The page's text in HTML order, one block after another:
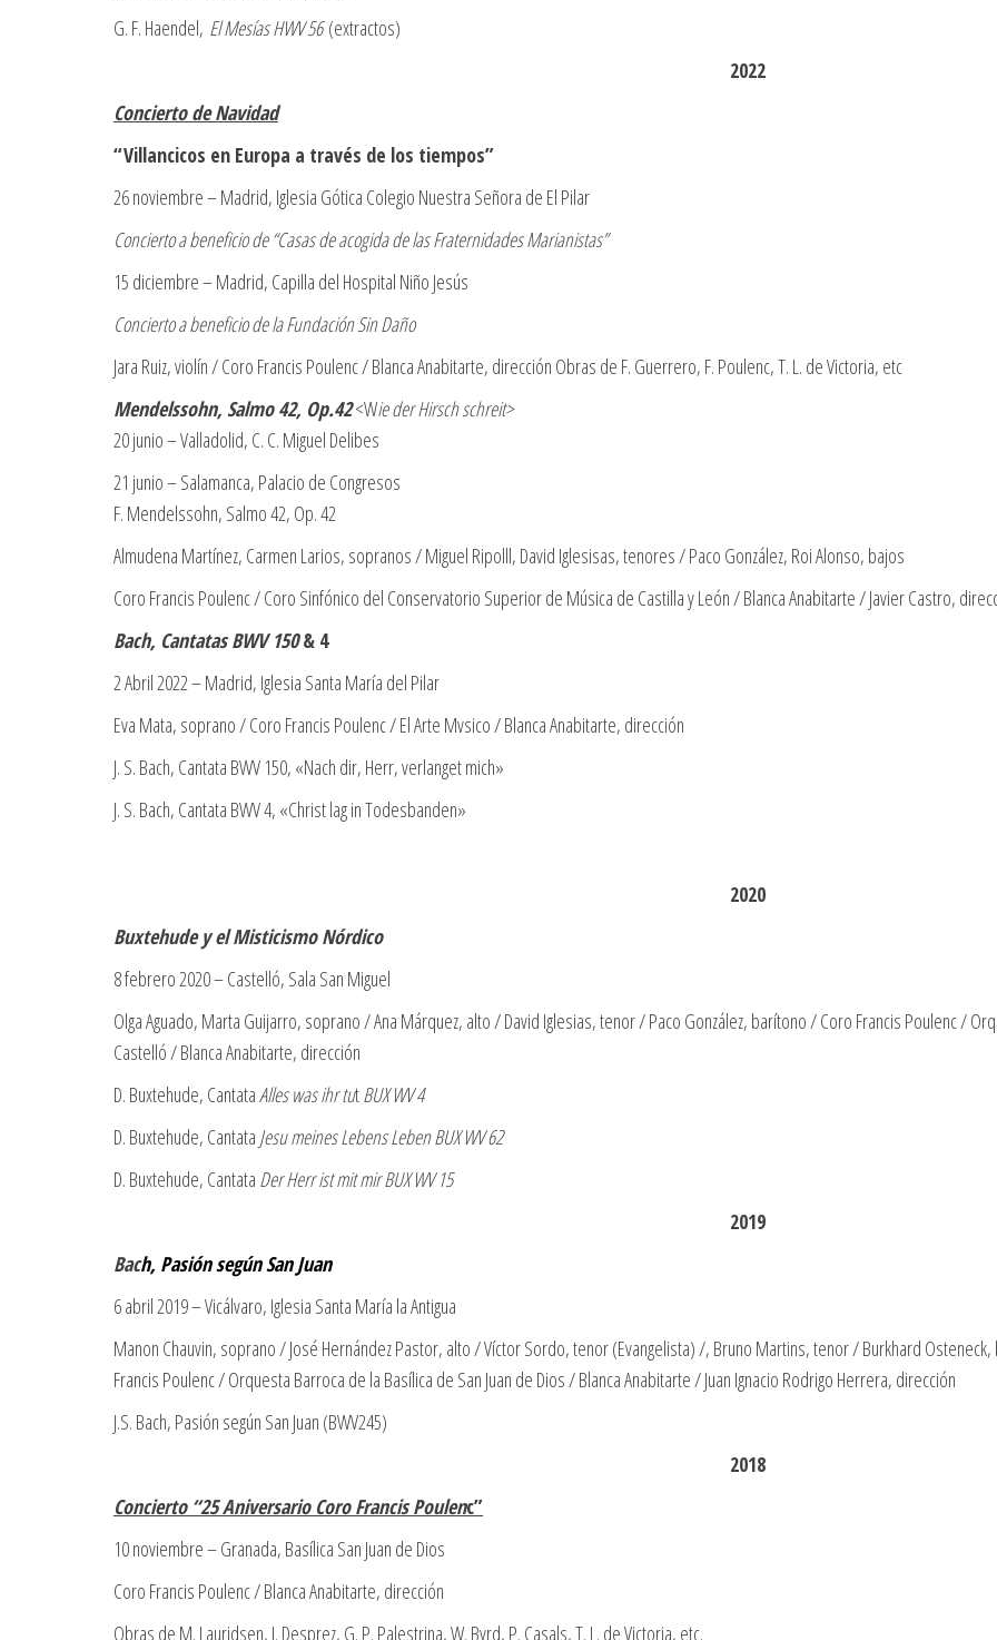
G. F. Haendel, El Mesías HWV 56(extractos)
2022
Concierto de Navidad
“Villancicos en Europa a través de los tiempos”
26 noviembre – Madrid, Iglesia Gótica Colegio Nuestra Señora de El Pilar
Concierto a beneficio de “Casas de acogida de las Fraternidades Marianistas”
15 diciembre – Madrid, Capilla del Hospital Niño Jesús
Concierto a beneficio de la Fundación Sin Daño
Jara Ruiz, violín / Coro Francis Poulenc / Blanca Anabitarte, dirección Obras de F. Guerrero, F. Poulenc, T. L. de Victoria, etc
Mendelssohn, Salmo 42, Op.42<Wie der Hirsch schreit>
20 junio – Valladolid, C. C. Miguel Delibes
21 junio – Salamanca, Palacio de Congresos
F. Mendelssohn, Salmo 42, Op. 42
Almudena Martínez, Carmen Larios, sopranos / Miguel Ripolll, David Iglesisas, tenores / Paco González, Roi Alonso, bajos
Coro Francis Poulenc / Coro Sinfónico del Conservatorio Superior de Música de Castilla y León / Blanca Anabitarte / Javier Castro,
Bach, Cantatas BWV 150& 4
2 Abril 2022 – Madrid, Iglesia Santa María del Pilar
Eva Mata, soprano / Coro Francis Poulenc / El Arte Mvsico / Blanca Anabitarte, dirección
J. S. Bach, Cantata BWV 150, «Nach dir, Herr, verlanget mich»
J. S. Bach, Cantata BWV 4, «Christ lag in Todesbanden»
2020
Buxtehude y el Misticismo Nórdico
8 febrero 2020 – Castelló, Sala San Miguel
Olga Aguado, Marta Guijarro, soprano / Ana Márquez, alto / David Iglesias, tenor / Paco González, barítono / Coro Francis Poulenc /
Castelló / Blanca Anabitarte, dirección
D. Buxtehude, CantataAlles was ihr tutBUX WV 4
D. Buxtehude, Cantata Jesu meines Lebens LebenBUX WV 62
D. Buxtehude, Cantata Der Herr ist mit mirBUX WV 15
2019
Bach, Pasión según San Juan
6 abril 2019 – Vicálvaro, Iglesia Santa María la Antigua
Manon Chauvin, soprano / José Hernández Pastor, alto / Víctor Sordo, tenor (Evangelista) /, Bruno Martins, tenor / Burkhard
Francis Poulenc / Orquesta Barroca de la Basílica de San Juan de Dios / Blanca Anabitarte / Juan Ignacio Rodrigo Herrera, dirección
J.S. Bach, Pasión según San Juan (BWV245)
2018
Concierto “25 Aniversario Coro FrancisPoulenc”
10 noviembre – Granada, Basílica San Juan de Dios
Coro Francis Poulenc / Blanca Anabitarte, dirección
Obras de M. Lauridsen, J. Desprez, G. P. Palestrina, W. Byrd, P. Casals, T. L. de Victoria, etc.